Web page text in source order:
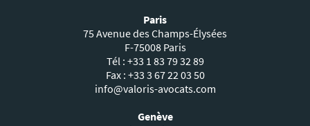
Paris
75 Avenue des Champs-Élysées
F-75008 Paris
Tél : +33 1 83 79 32 89
Fax : +33 3 67 22 03 50
info@valoris-avocats.com
Genève